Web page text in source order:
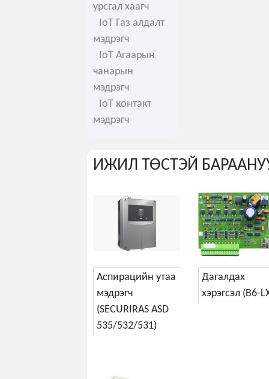
урсгал хаагч
IoT Газ алдалт
мэдрэгч
IoT Агаарын
чанарын
мэдрэгч
IoT контакт
мэдрэгч
ИЖИЛ ТӨСТЭЙ
Аспирацийн утаа
мэдрэгч
(SECURIRAS ASD
535/532/531)
Дагалдах
хэрэгсэл (B6-